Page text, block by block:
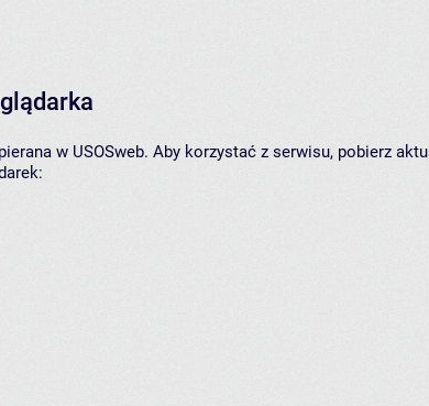
w USOSweb. Aby korzystać z serwisu, pobierz